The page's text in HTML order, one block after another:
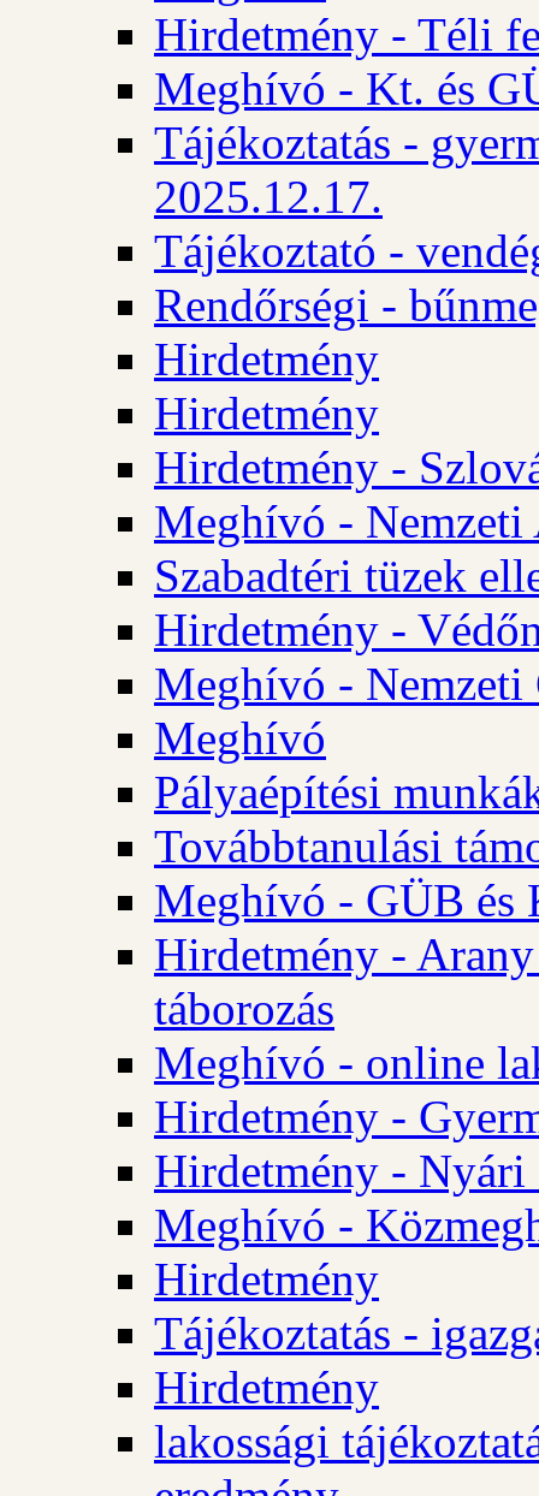
Hirdetmény - Téli
Meghívó - Kt. és
Tájékoztatás -
2025.12.17.
Tájékoztató -
Rendőrségi -
Hirdetmény
Hirdetmény
Hirdetmény -
Meghívó - Nemzeti
Szabadtéri tüzek
Hirdetmény -
Meghívó - Nemzeti
Meghívó
Pályaépítési
Továbbtanulási
Meghívó - GÜB és
Hirdetmény - Arany
táborozás
Meghívó - online
Hirdetmény -
Hirdetmény - Nyári
Meghívó -
Hirdetmény
Tájékoztatás -
Hirdetmény
lakossági